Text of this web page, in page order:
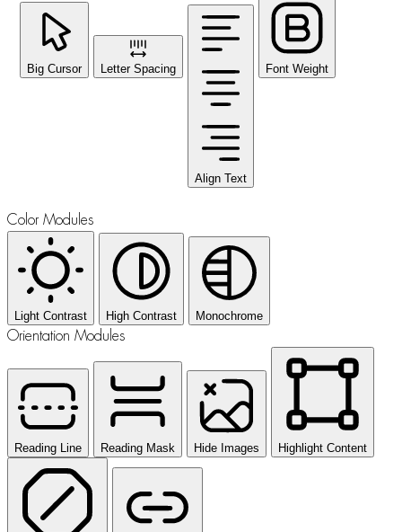
Big Cursor Letter Spacing
Align Text
Font Weight
Color Modules
Light Contrast High Contrast Monochrome
Orientation Modules
Reading Line Reading Mask Hide Images Highlight Content